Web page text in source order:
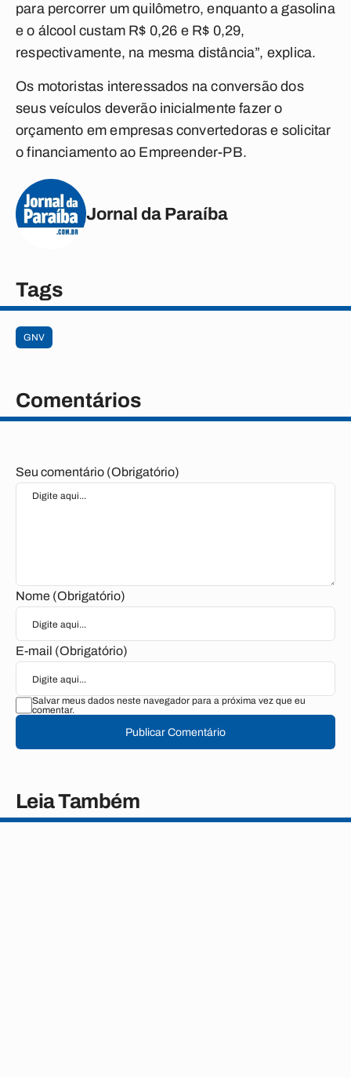
para percorrer um quilômetro, enquanto a gasolina
e o álcool custam R$ 0,26 e R$ 0,29,
respectivamente, na mesma distância”, explica.
Os motoristas interessados na conversão dos
seus veículos deverão inicialmente fazer o
orçamento em empresas convertedoras e solicitar
o financiamento ao Empreender-PB.
Jornal da Paraíba
Tags
GNV
Comentários
Seu comentário (Obrigatório)
Nome (Obrigatório)
E-mail (Obrigatório)
Salvar meus dados neste navegador para a próxima vez que eu
comentar.
Publicar Comentário
Leia Também